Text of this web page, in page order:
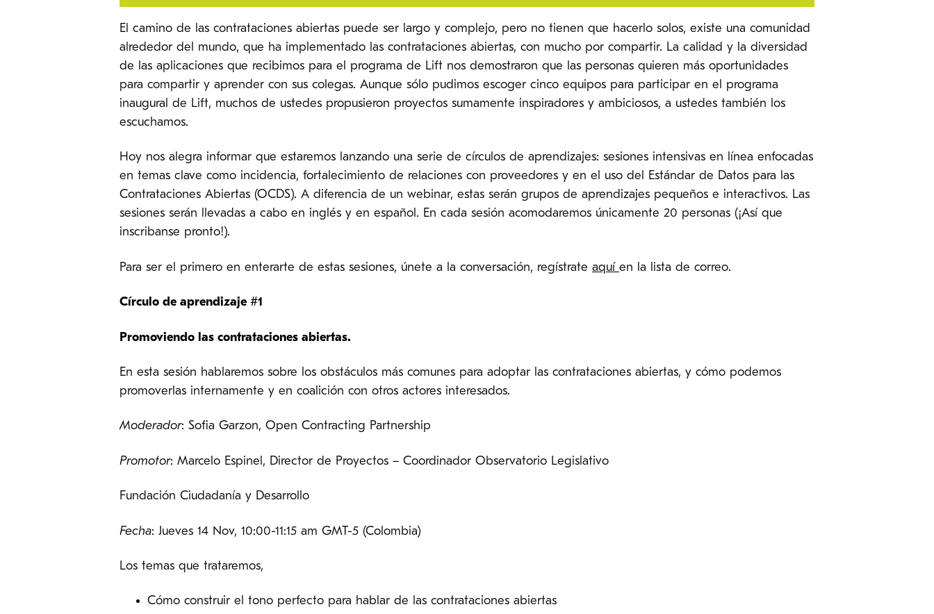
El camino de las contrataciones abiertas puede ser largo y complejo, pero no tienen que hacerlo solos, existe una comunidad
alrededor del mundo, que ha implementado las contrataciones abiertas, con mucho por compartir. La calidad y la diversidad
de las aplicaciones que recibimos para el programa de Lift nos demostraron que las personas quieren más oportunidades
para compartir y aprender con sus colegas. Aunque sólo pudimos escoger cinco equipos para participar en el programa
inaugural de Lift, muchos de ustedes propusieron proyectos sumamente inspiradores y ambiciosos, a ustedes también los
escuchamos.
Hoy nos alegra informar que estaremos lanzando una serie de círculos de aprendizajes: sesiones intensivas en línea enfocadas
en temas clave como incidencia, fortalecimiento de relaciones con proveedores y en el uso del Estándar de Datos para las
Contrataciones Abiertas (OCDS). A diferencia de un webinar, estas serán grupos de aprendizajes pequeños e interactivos. Las
sesiones serán llevadas a cabo en inglés y en español. En cada sesión acomodaremos únicamente 20 personas (¡Así que
inscribanse pronto!).
Para ser el primero en enterarte de estas sesiones, únete a la conversación, regístrate aquí en la lista de correo.
Círculo de aprendizaje #1
Promoviendo las contrataciones abiertas.
En esta sesión hablaremos sobre los obstáculos más comunes para adoptar las contrataciones abiertas, y cómo podemos
promoverlas internamente y en coalición con otros actores interesados.
Moderador: Sofia Garzon, Open Contracting Partnership
Promotor: Marcelo Espinel, Director de Proyectos – Coordinador Observatorio Legislativo
Fundación Ciudadanía y Desarrollo
Fecha: Jueves 14 Nov, 10:00-11:15 am GMT-5 (Colombia)
Los temas que trataremos,
Cómo construir el tono perfecto para hablar de las contrataciones abiertas